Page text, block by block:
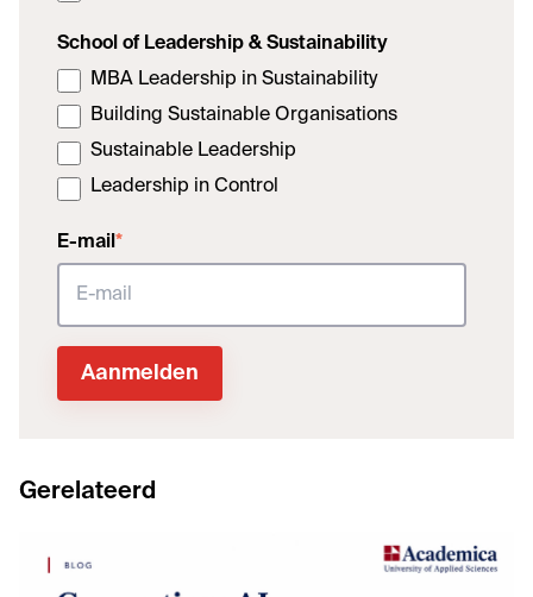
School of Leadership & Sustainability
MBA Leadership in Sustainability
Building Sustainable Organisations
Sustainable Leadership
Leadership in Control
E-mail *
Gerelateerd